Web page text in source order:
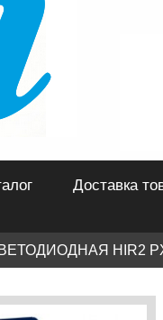
Доставка
HIR2